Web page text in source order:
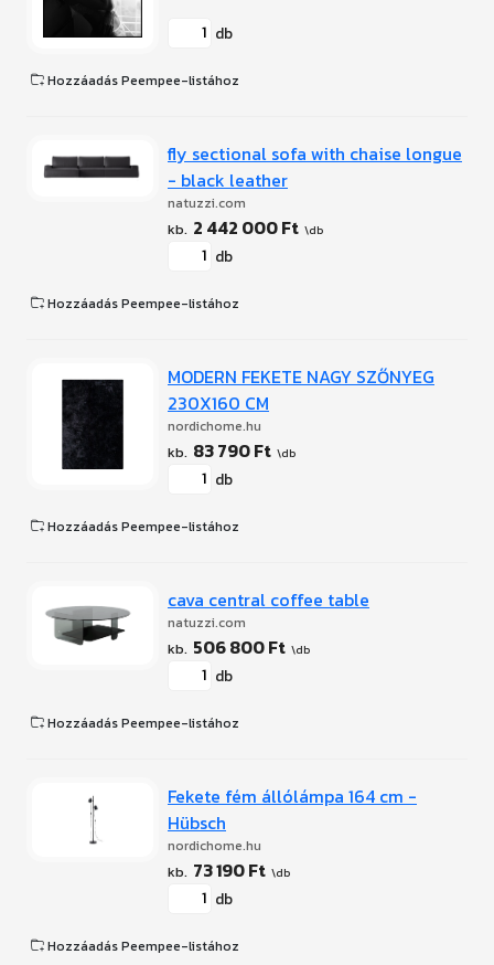
db
Hozzáadás Peempee-listához
fly sectional sofa with chaise longue
- black leather
natuzzi.com
2 442 000 Ft
db
Hozzáadás Peempee-listához
MODERN FEKETE NAGY SZŐNYEG
230X160 CM
nordichome.hu
83 790 Ft
db
Hozzáadás Peempee-listához
cava central coffee table
natuzzi.com
506 800 Ft
db
Hozzáadás Peempee-listához
Fekete fém állólámpa 164 cm -
Hübsch
nordichome.hu
73 190 Ft
db
Hozzáadás Peempee-listához